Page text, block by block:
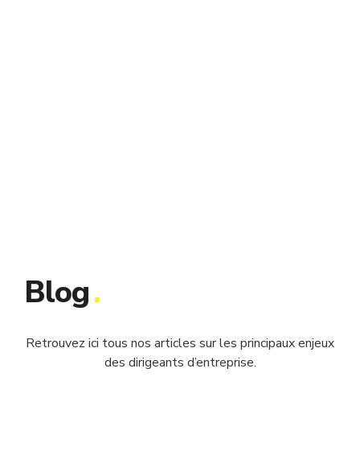
Blog.
Retrouvez ici tous nos articles sur les principaux enjeux
des dirigeants d’entreprise.